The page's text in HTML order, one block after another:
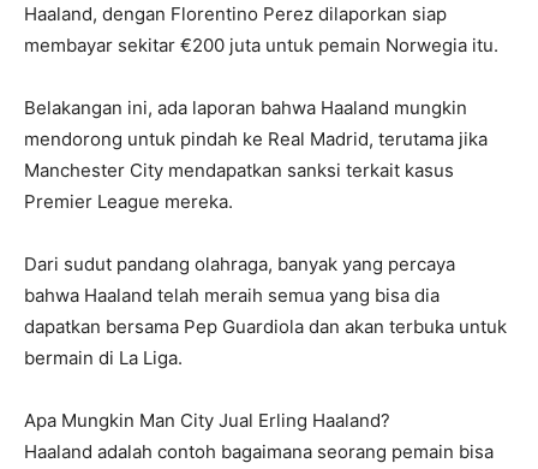
Haaland, dengan Florentino Perez dilaporkan siap
membayar sekitar €200 juta untuk pemain Norwegia itu.
Belakangan ini, ada laporan bahwa Haaland mungkin
mendorong untuk pindah ke Real Madrid, terutama jika
Manchester City mendapatkan sanksi terkait kasus
Premier League mereka.
Dari sudut pandang olahraga, banyak yang percaya
bahwa Haaland telah meraih semua yang bisa dia
dapatkan bersama Pep Guardiola dan akan terbuka untuk
bermain di La Liga.
Apa Mungkin Man City Jual Erling Haaland?
Haaland adalah contoh bagaimana seorang pemain bisa